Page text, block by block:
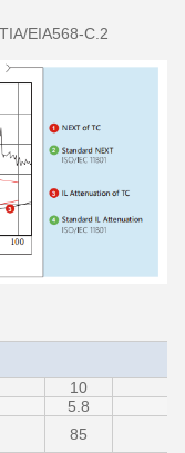
EIA568-C.2
10
5.8
85